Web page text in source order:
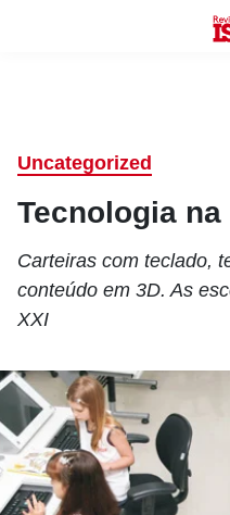
Uncategorized
Tecnologia
Carteiras com teclado,
conteúdo em 3D. As
XXI